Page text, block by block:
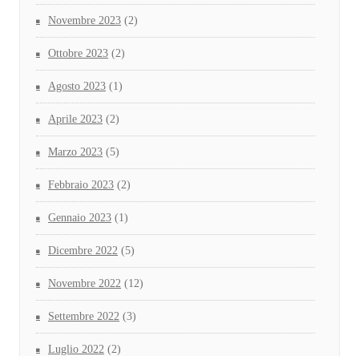
Novembre 2023 (2)
Ottobre 2023 (2)
Agosto 2023 (1)
Aprile 2023 (2)
Marzo 2023 (5)
Febbraio 2023 (2)
Gennaio 2023 (1)
Dicembre 2022 (5)
Novembre 2022 (12)
Settembre 2022 (3)
Luglio 2022 (2)